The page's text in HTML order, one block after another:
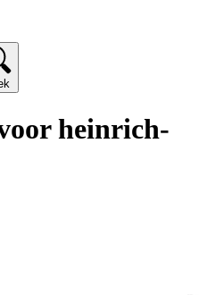
heinrich-